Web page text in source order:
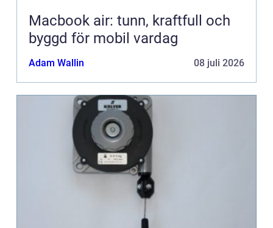
Macbook air: tunn, kraftfull och
byggd för mobil vardag
Adam Wallin 08 juli 2026